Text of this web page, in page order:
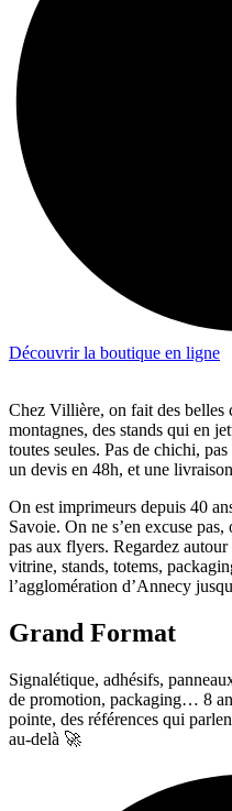
Découvrir la boutique en ligne
Chez Villière, on fait des belles
montagnes, des stands qui en
toutes seules. Pas de chichi,
un devis en 48h, et une
On est imprimeurs depuis 40
Savoie. On ne s’en excuse
pas aux flyers. Regardez
vitrine, stands, totems,
l’agglomération d’Annecy
Grand Format
Signalétique, adhésifs,
de promotion, packaging… 8
pointe, des références qui
au-delà 🚀